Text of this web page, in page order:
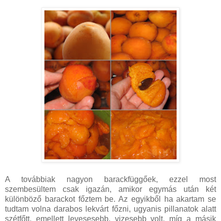
A továbbiak nagyon barackfüggőek, ezzel most
szembesültem csak igazán, amikor egymás után két
különböző barackot főztem be. Az egyikből ha akartam se
tudtam volna darabos lekvárt főzni, ugyanis pillanatok alatt
szétfőtt, emellett levesesebb, vizesebb volt, míg a másik